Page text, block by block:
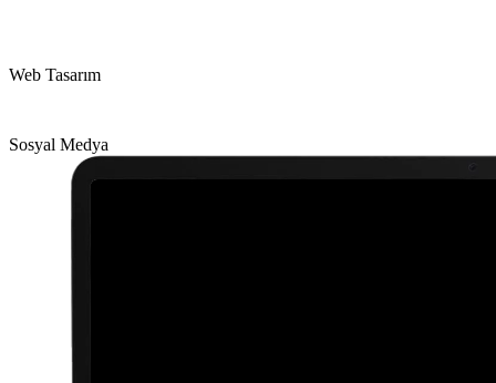
Web Tasarım
Sosyal Medya